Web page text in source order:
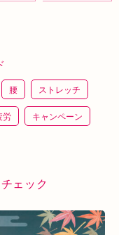
腰 ストレッチ
労 キャンペーン
グッズ 足 睡眠
ェック